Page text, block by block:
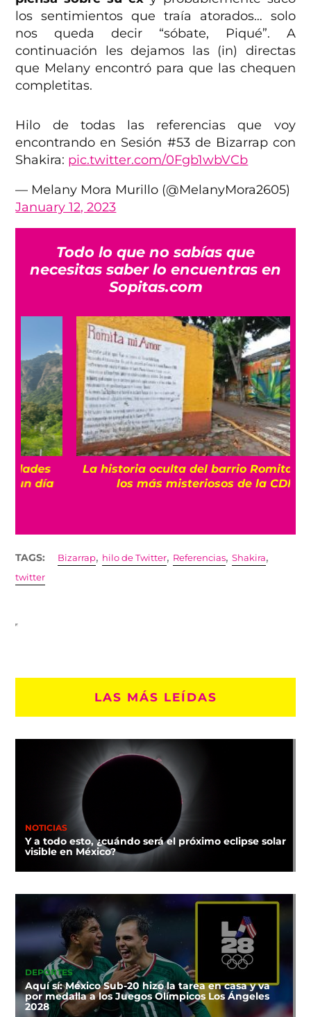
los sentimientos que traía atorados… solo
nos queda decir “sóbate, Piqué”. A
continuación les dejamos las (in) directas
que Melany encontró para que las chequen
completitas.
Hilo de todas las referencias que voy
encontrando en Sesión #53 de Bizarrap con
Shakira: pic.twitter.com/0Fgb1wbVCb
— Melany Mora Murillo (@MelanyMora2605)
January 12, 2023
Todo lo que no sabías que
necesitas saber lo encuentras en
Sopitas.com
La historia oculta del barrio Romita, uno de
los más misteriosos de la CDMX
TAGS: Bizarrap, hilo de Twitter, Referencias,Shakira,
twitter
LAS MÁS LEÍDAS
NOTICIAS
Y a todo esto, ¿cuándo será el próximo eclipse solar
visible en México?
DEPORTES
Aquí sí: México Sub-20 hizo la tarea en casa y va
por medalla a los Juegos Olímpicos Los Ángeles
2028